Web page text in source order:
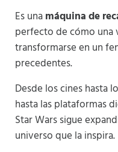
Es unamáquina de
perfecto de cómo una
transformarse en un
precedentes.
Desde los cines hasta
hasta las plataformas
Star Wars sigue
universo que la inspira.